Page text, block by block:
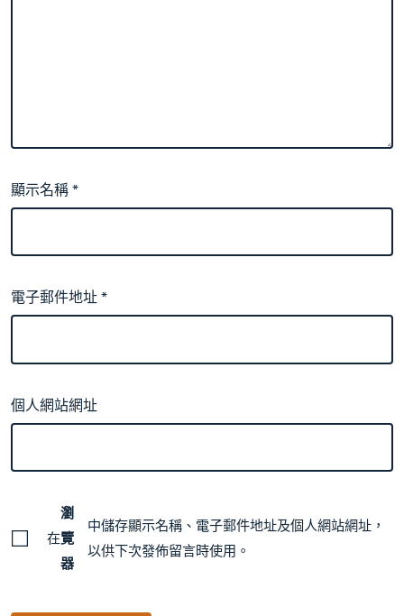
顯示名稱*
電子郵件地址*
個人網站網址
在
瀏
覽
器
中儲存顯示名稱、電子郵件地址及個人網站網址，
以供下次發佈留言時使用。